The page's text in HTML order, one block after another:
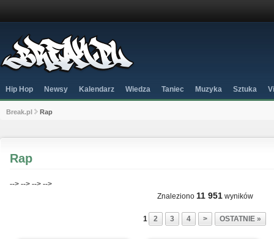
Hip Hop Newsy Kalendarz Wiedza Taniec Muzyka Sztuka
Break.pl Rap
Rap
--> --> --> -->
Znaleziono 11 951wyników
1 2 3 4 > OSTATNIE »